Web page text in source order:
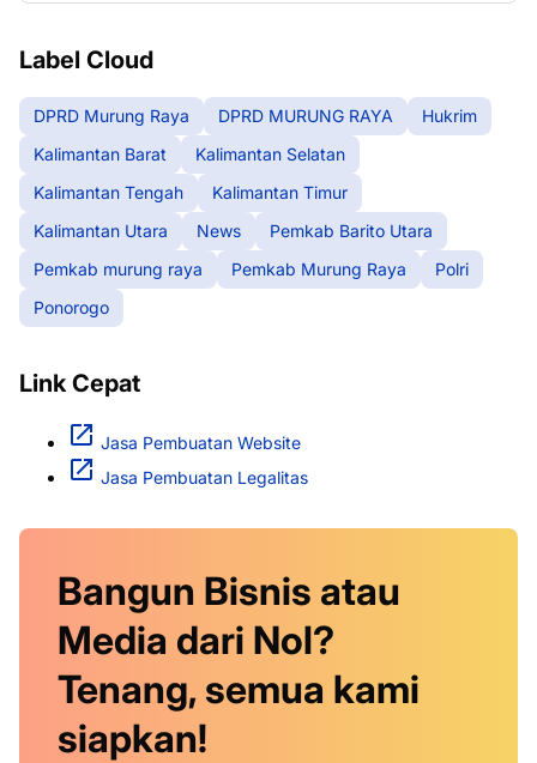
Label Cloud
DPRD Murung Raya DPRD MURUNG RAYA
Hukrim
Kalimantan Barat
Kalimantan Selatan
Kalimantan Tengah
Kalimantan Timur
Kalimantan Utara
News
Pemkab Barito Utara
Pemkab murung raya
Pemkab Murung Raya
Polri
Ponorogo
Link Cepat
Jasa Pembuatan Website
Jasa Pembuatan Legalitas
Bangun Bisnis atau
Media dari Nol?
Tenang, semua kami
siapkan!